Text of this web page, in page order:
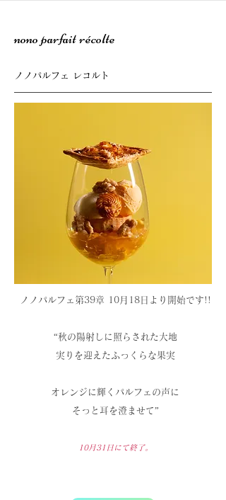
nono parfait récolte
ノノパルフェ レコルト
ノノパルフェ第39章 10月18日より開始です!!
“秋の陽射しに照らされた大地
実りを迎えたふっくらな果実
オレンジに輝くパルフェの声に
そっと耳を澄ませて”
10月31 日にて終了。